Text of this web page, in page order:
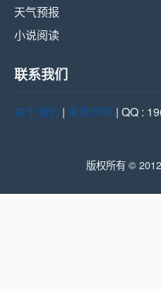
天气预报
小说阅读
联系我们
关于我们 | 免责声明 | QQ :
版权所有 ©